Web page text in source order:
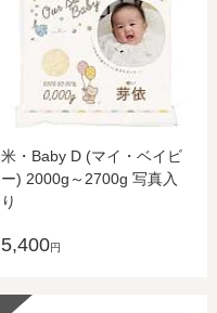
米・Baby D (マイ・ベイビ
ー) 2000g～2700g 写真入
り
5,400円